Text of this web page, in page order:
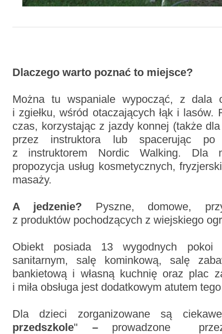
Dlaczego warto poznać to miejsce?
Można tu wspaniale wypocząć, z dala
i zgiełku, wśród otaczających łąk i lasów.
czas, korzystając z jazdy konnej (także
przez instruktora lub spacerując po
z instruktorem Nordic Walking. Dla
propozycja usług kosmetycznych,
masaży.
A jedzenie? Pyszne, domowe,
z produktów pochodzących z wiejskiego
Obiekt posiada 13 wygodnych pokoi
sanitarnym, salę kominkową, salę
bankietową i własną kuchnię oraz plac
i miła obsługa jest dodatkowym atutem
Dla dzieci zorganizowane są
przedszkole" –prowadzone przez